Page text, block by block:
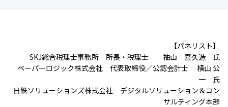
【パネリスト】
SKJ総合税理士事務所 所長・税理士 袖山 喜久造 氏
ペーパーロジック株式会社 代表取締役／公認会計士 横山 公
一 氏
日鉄ソリューションズ株式会社 デジタルソリューション＆コン
サルティング本部